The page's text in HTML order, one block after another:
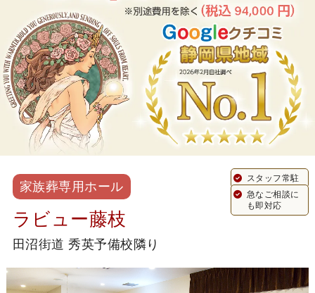
家族葬専用ホール
ラビュー藤枝
田沼街道 秀英予備校隣り
スタッフ常駐
急なご相談に
も即対応